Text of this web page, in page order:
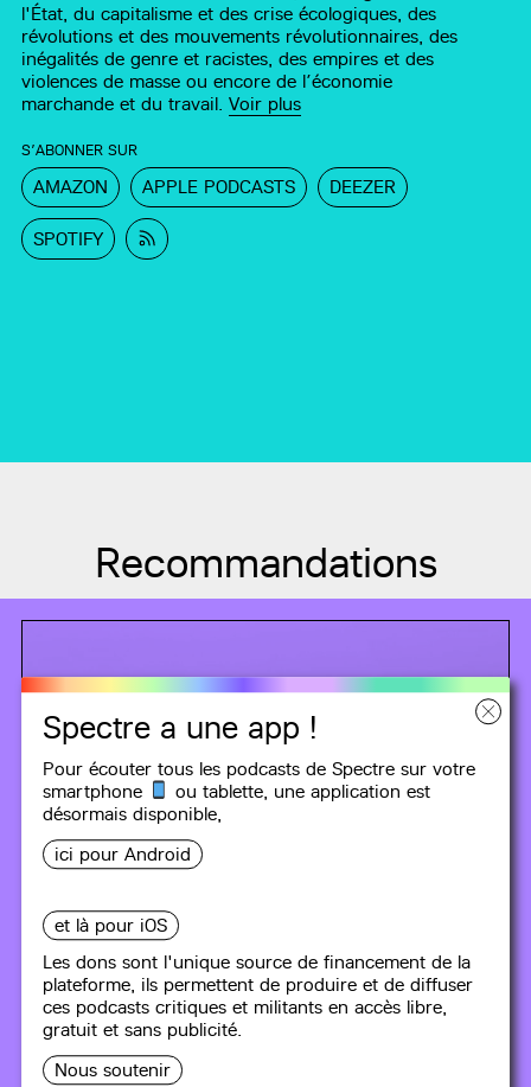
Spectre a une app !
Pour écouter tous les podcasts de Spectre sur votre
smartphone
ou tablette, uneapplication est
désormais disponible,
ici pour Android
et là pour iOS
Les dons sont l'unique source de financement de la
plateforme, ils permettent de produire et de diffuser
ces podcasts critiques et militants en accès libre,
gratuit et sans publicité.
Nous soutenir
l'État, du capitalisme et des crise écologiques, des
révolutions et des mouvements révolutionnaires, des
inégalités de genre et racistes, des empires et des
violences de masse ou encore de l’économie
marchande et du travail.Voir plus
S’ABONNER SUR
AMAZON APPLE PODCASTS DEEZER
SPOTIFY
Recommandations
CHRONIQUES ÀMER